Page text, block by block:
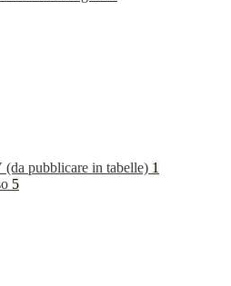
(da pubblicare in tabelle) 1
5